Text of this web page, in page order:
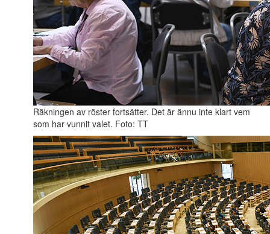
Räkningen av röster fortsätter. Det är ännu inte klart vem
som har vunnit valet. Foto: TT